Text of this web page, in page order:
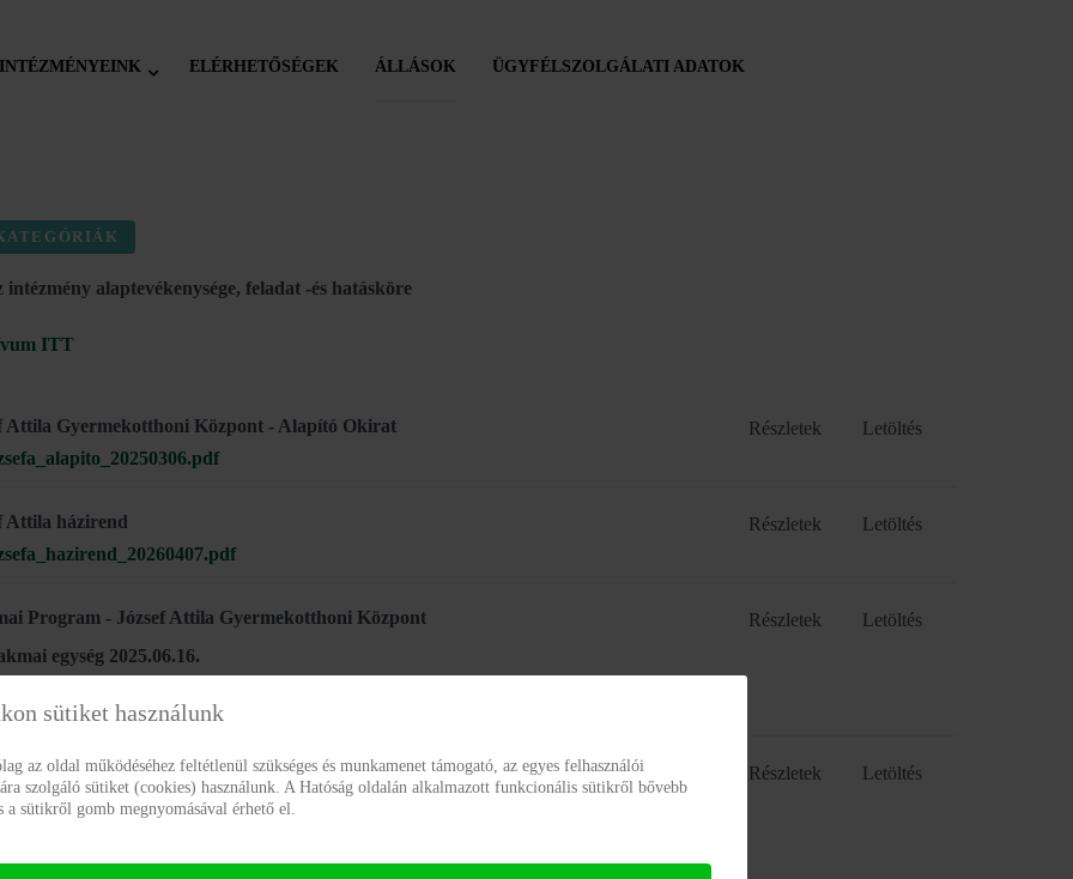
INTÉZMÉNYEINK ELÉRHETŐSÉGEK ÁLLÁSOK ÜGYFÉLSZOLGÁLATI ADATOK
intézmény alaptevékenysége, feladat -és hatásköre
ITT
Attila Gyermekotthoni Központ - Alapító Okirat
Letöltés
Részletek
Attila házirend
Letöltés
Részletek
Program - József Attila Gyermekotthoni Központ
egység 2025.06.16.
Letöltés
Részletek
Program - József Attila Gyermekotthoni Központ
egység 2025.06.16.
Letöltés
Részletek
sütiket használunk
az oldal működéséhez feltétlenül szükséges és munkamenet támogató, az egyes felhasználói
szolgáló sütiket (cookies) használunk. A Hatóság oldalán alkalmazott funkcionális sütikről bővebb
a sütikről gomb megnyomásával érhető el.